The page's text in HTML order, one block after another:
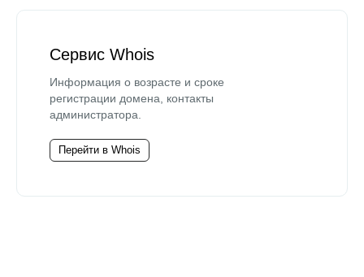
Сервис Whois
Информация о возрасте и сроке
регистрации домена, контакты
администратора.
Перейти в Whois